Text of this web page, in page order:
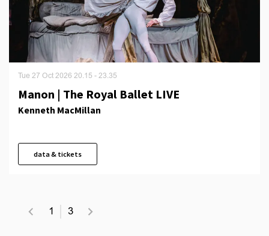
Manon | The Royal Ballet LIVE
Kenneth MacMillan
Tue 27 Oct 2026 20.15 - 23.35
data & tickets
1 3